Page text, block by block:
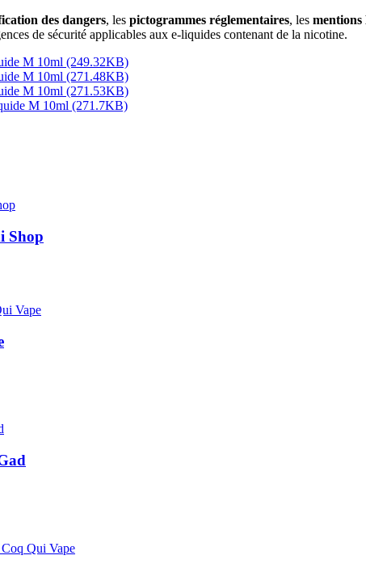
des dangers, les pictogrammes réglementaires, les mentions
de sécurité applicables aux e-liquides contenant de la nicotine.
M 10ml (249.32KB)
M 10ml (271.48KB)
M 10ml (271.53KB)
M 10ml (271.7KB)
Shop